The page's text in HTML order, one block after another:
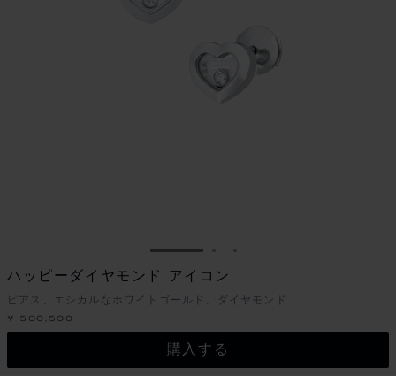
スライドに移動 1
ハッピーダイヤモンド アイコン
ピアス、エシカルなホワイトゴールド、ダイヤモンド
¥ 500,500
購入する